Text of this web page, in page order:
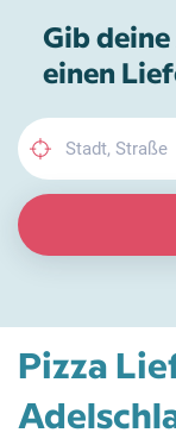
Gib
einen
Pizza